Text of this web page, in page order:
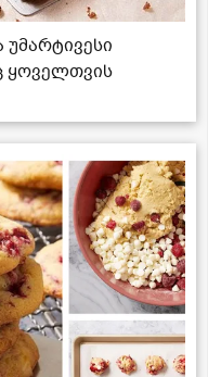
ყოველთვის